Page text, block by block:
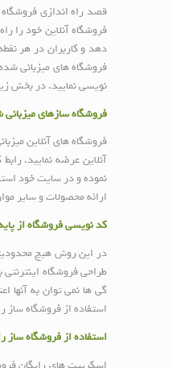
فروشگاه آنلاین خود را
دهد و کاربران در هر
نویسی نمایید. در بخش
فروشگاه سازهای
نموده و در سایت خود
ارائه محصولات و سایر
کد نویسی فروشگاه از
در این روش هیچ
طراحی فروشگاه
گی ها نمی توان به آنها
استفاده از فروشگاه ساز
استفاده از فروشگاه ساز